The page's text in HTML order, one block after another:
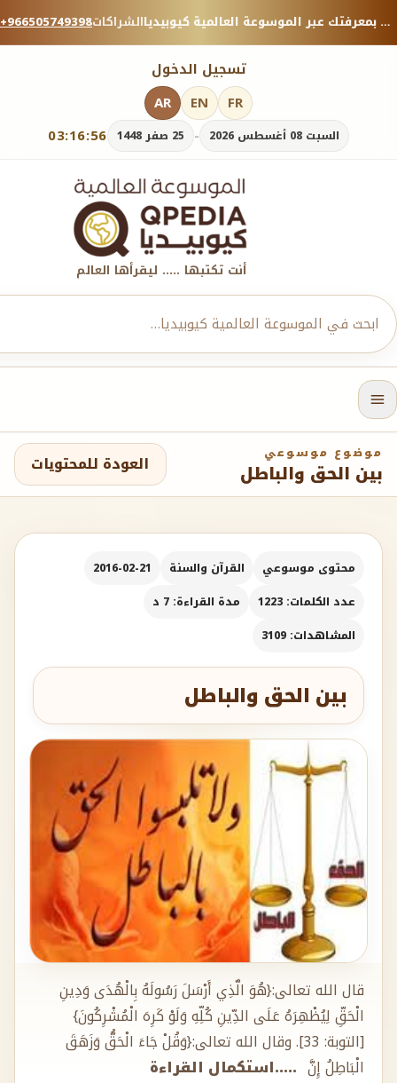
+966505749398الشراكات منصة معرفية موثوقة — شارك بمعرفتك عبر الموسوعة العالمية كيوبيديا.
تسجيل الدخول
03:16:58 السبت 08 أغسطس 2026 - 25 صفر 1448
AR EN FR
أنت تكتبها ..... ليقرأها العالم
موضوع موسوعي
بين الحق والباطل العودة للمحتويات
محتوى موسوعي القرآن والسنة
2016-02-21
عدد الكلمات: 1223
مدة القراءة: 7 د
المشاهدات: 3109
بين الحق والباطل
قال الله تعالى:{هُوَ الَّذِي أَرْسَلَ رَسُولَهُ بِالْهُدَى وَدِينِ
الْحَقِّ لِيُظْهِرَهُ عَلَى الدِّينِ كُلِّهِ وَلَوْ كَرِهَ الْمُشْرِكُونَ}
[التوبة: 33]. وقال الله تعالى:{وَقُلْ جَاءَ الْحَقُّ وَزَهَقَ
الْبَاطِلُ إِنَّ .....استكمال القراءة